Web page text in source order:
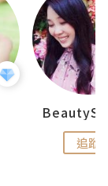
追蹤